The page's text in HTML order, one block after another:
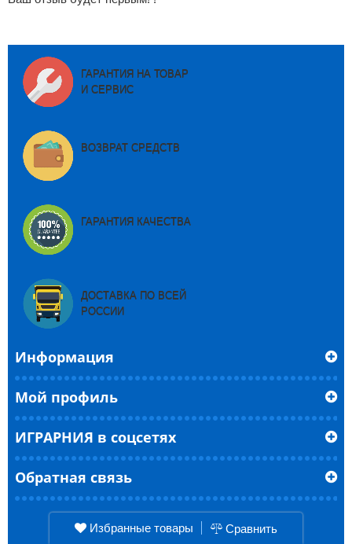
ГАРАНТИЯ НА ТОВАР
И СЕРВИС
ВОЗВРАТ СРЕДСТВ
ГАРАНТИЯ КАЧЕСТВА
ДОСТАВКА ПО ВСЕЙ
РОССИИ
Информация
Мой профиль
ИГРАРНИЯ в соцсетях
Обратная связь
Избранные товары